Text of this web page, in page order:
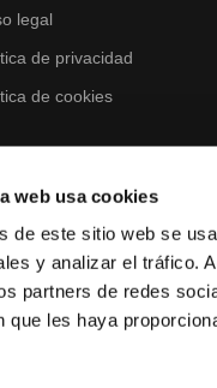
web usa cookies
de este sitio web se
y analizar el tráfico.
partners de redes
que les haya
legal
de privacidad
de cookies